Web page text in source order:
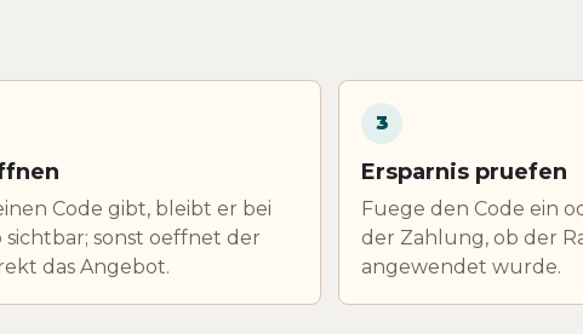
Code gibt, bleibt er bei
sonst oeffnet der
das Angebot.
3
Ersparnis pruefen
Fuege den Code ein
der Zahlung, ob der
angewendet wurde.